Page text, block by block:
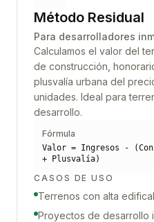
Método Residual
Para desarrolladores
Calculamos el valor del
de construcción,
plusvalía urbana del
unidades. Ideal para
desarrollo.
Fórmula
Valor = Ingresos -
+ Plusvalía)
CASOS DE USO
Terrenos con alta
Proyectos de desarrollo